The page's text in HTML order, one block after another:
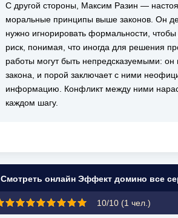
С другой стороны, Максим Разин —
моральные принципы выше законов. Он
нужно игнорировать формальности,
риск, понимая, что иногда для решения
работы могут быть непредсказуемыми: он
закона, и порой заключает с ними
информацию. Конфликт между ними
каждом шагу.
Смотреть онлайн Эффект домино все
10/10 (1 чел.)